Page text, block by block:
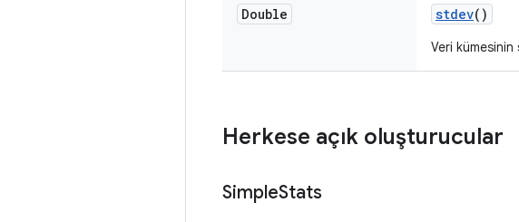
Double stdev()
Veri kümesinin
Herkese açık oluşturucular
SimpleStats